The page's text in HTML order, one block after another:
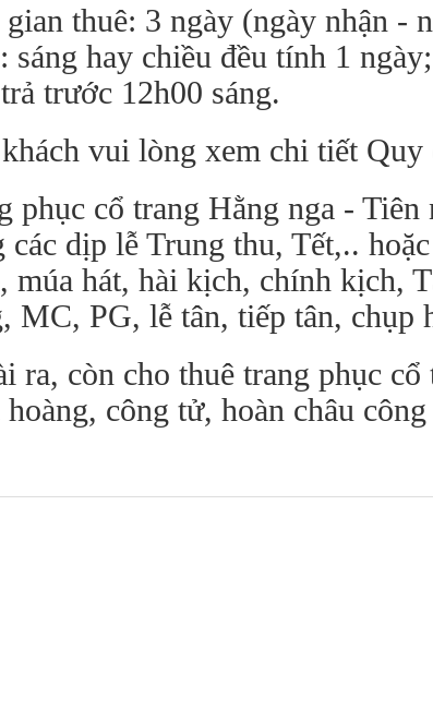
thuê: 3 ngày (ngày nhận -
sáng hay chiều đều tính 1
trước 12h00 sáng.
vui lòng xem chi tiết Quy
phục cổ trang Hằng nga -
các dịp lễ Trung thu, Tết,..
múa hát, hài kịch, chính kịch,
MC, PG, lễ tân, tiếp tân, chụp
ra, còn cho thuê trang phục cổ
hoàng, công tử, hoàn châu